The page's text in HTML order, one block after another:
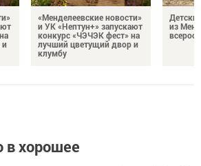
«Менделеевские новости»
и УК «Нептун+» запускают
конкурс «ЧЭЧЭК фест» на
лучший цветущий двор и
клумбу
из
в хорошее